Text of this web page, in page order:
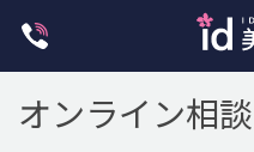
オンライン相談